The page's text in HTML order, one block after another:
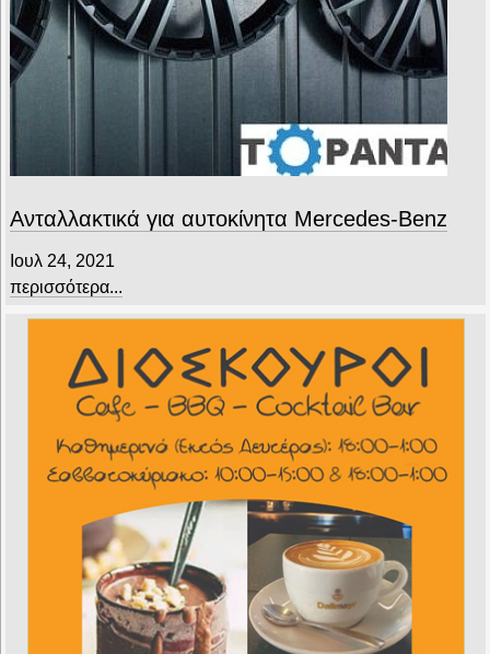
Ανταλλακτικά για αυτοκίνητα Mercedes-Benz
Ιουλ 24, 2021
περισσότερα...